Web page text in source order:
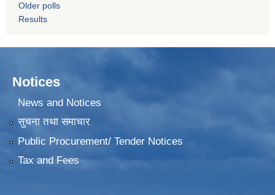
Older polls
Results
Notices
News and Notices
सुचना तथा समाचार
Public Procurement/ Tender Notices
Tax and Fees